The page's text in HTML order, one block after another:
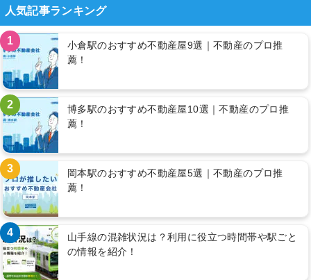
人気記事ランキング
1
小倉駅のおすすめ不動産屋9選｜不動産のプロ推
薦！
2
博多駅のおすすめ不動産屋10選｜不動産のプロ推
薦！
3
岡本駅のおすすめ不動産屋5選｜不動産のプロ推
薦！
4
山手線の混雑状況は？利用に役立つ時間帯や駅ごと
の情報を紹介！